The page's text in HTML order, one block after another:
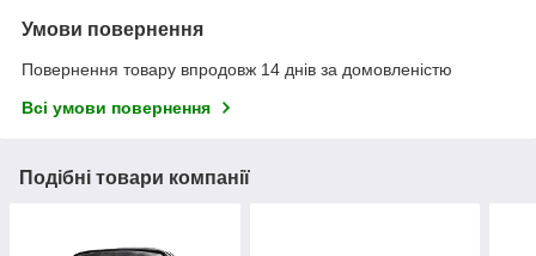
Умови повернення
Повернення товару впродовж 14 днів за домовленістю
Всі умови повернення
Подібні товари компанії